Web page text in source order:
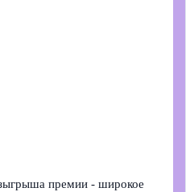
премии - широкое